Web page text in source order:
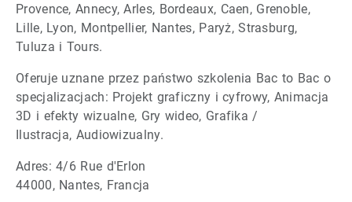
Provence, Annecy, Arles, Bordeaux, Caen, Grenoble,
Lille, Lyon, Montpellier, Nantes, Paryż, Strasburg,
Tuluza i Tours.
Oferuje uznane przez państwo szkolenia Bac to Bac o
specjalizacjach: Projekt graficzny i cyfrowy, Animacja
3D i efekty wizualne, Gry wideo, Grafika /
Ilustracja, Audiowizualny.
Adres: 4/6 Rue d'Erlon
44000, Nantes, Francja